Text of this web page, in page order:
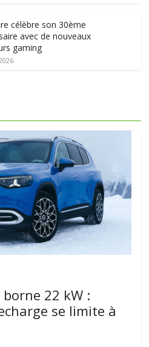
célèbre son 30ème
avec de nouveaux
gaming
borne 22 kW :
se limite à